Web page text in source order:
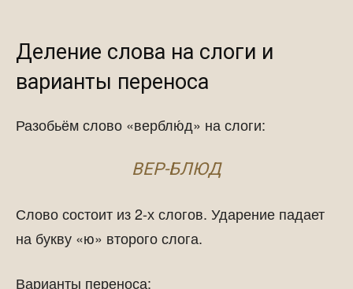
Деление слова на слоги и
варианты переноса
Разобьём слово «верблю́д» на слоги:
ВЕР-БЛЮД
Слово состоит из 2-х слогов. Ударение падает
на букву «ю» второго слога.
Варианты переноса: